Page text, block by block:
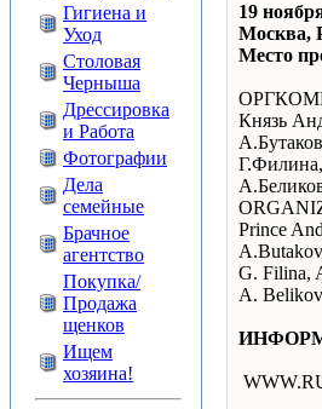
Гигиена и
Уход
Столовая
Черныша
Дрессировка
и Работа
Фотографии
Дела
семейные
Брачное
агентство
Покупка/
Продажа
щенков
Ищем
хозяина!
19
Москва,
Место
Князь
Prince
G. Filina,
A.